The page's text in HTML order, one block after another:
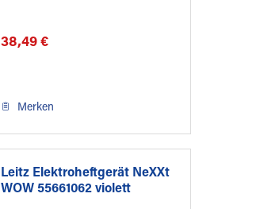
38,49 €
Merken
Leitz Elektroheftgerät NeXXt
WOW 55661062 violett